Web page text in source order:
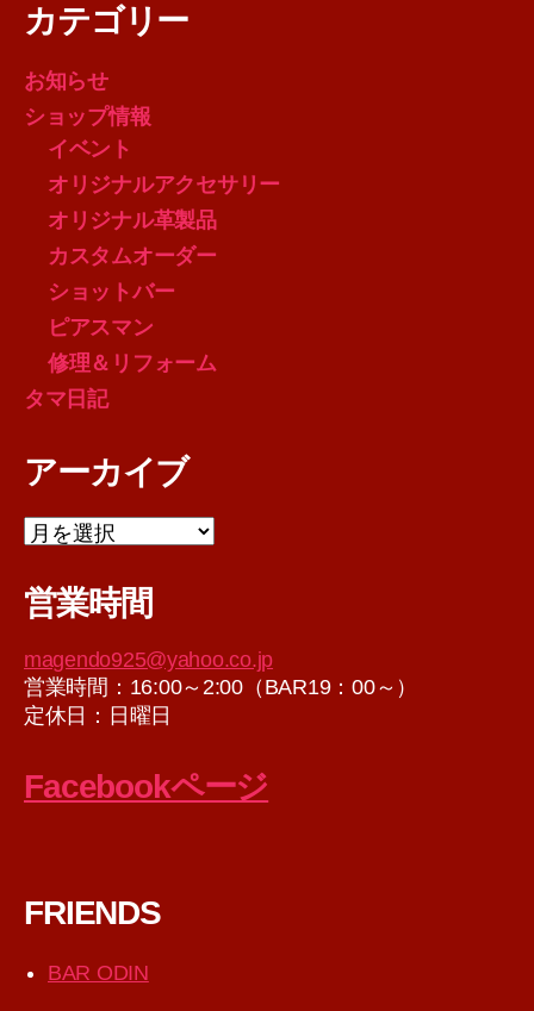
カテゴリー
お知らせ
ショップ情報
イベント
オリジナルアクセサリー
オリジナル革製品
カスタムオーダー
ショットバー
ピアスマン
修理＆リフォーム
タマ日記
アーカイブ
ア
ー
イ
営業時間
magendo925@yahoo.co.jp
営業時間：16:00～2:00（BAR19：00～）
定休日：日曜日
Facebookページ
FRIENDS
BAR ODIN